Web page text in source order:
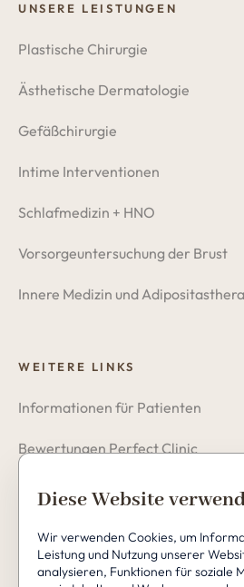
UNSERE LEISTUNGEN
Plastische Chirurgie
Ästhetische Dermatologie
Gefäßchirurgie
Intime Interventionen
Schlafmedizin + HNO
Vorsorgeuntersuchung der Brust
Innere Medizin und
WEITERE LINKS
Informationen für Patienten
Bewertungen Perfect Clinic
Datenschutzerklärung
Cookies
Diese Website
Wir verwenden Cookies, um
Leistung und Nutzung unserer
analysieren, Funktionen für soziale